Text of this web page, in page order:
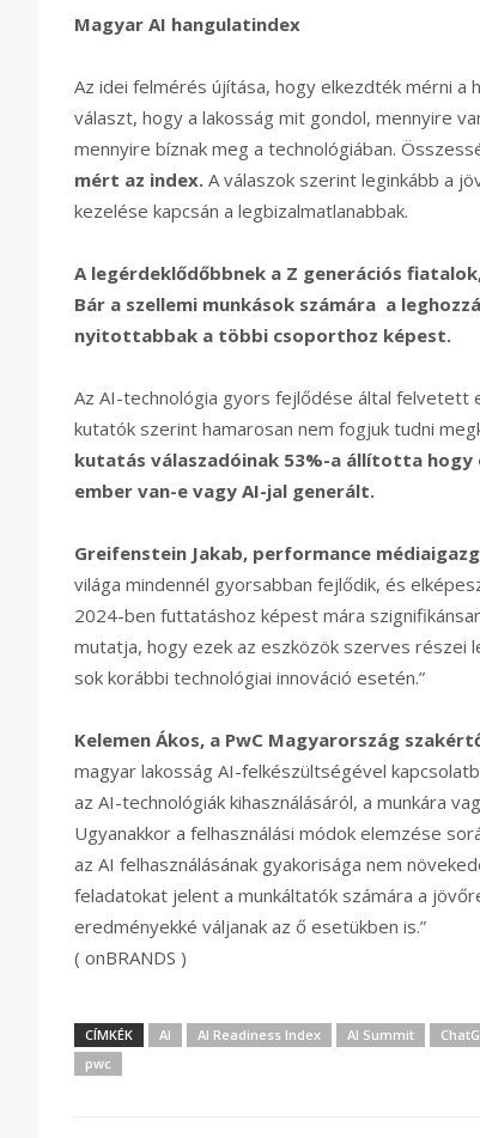
Magyar AI hangulatindex
Az idei felmérés újítása, hogy elkezdték mérni a
választ, hogy a lakosság mit gondol, mennyire
mennyire bíznak meg a technológiában.
mért az index. A válaszok szerint leginkább a
kezelése kapcsán a legbizalmatlanabbak.
A legérdeklődőbbnek a Z generációs
Bár a szellemi munkások számára a
nyitottabbak a többi csoporthoz képest.
Az AI-technológia gyors fejlődése által
kutatók szerint hamarosan nem fogjuk tudni
kutatás válaszadóinak 53%-a állította hogy
ember van-e vagy AI-jal generált.
Greifenstein Jakab, performance
világa mindennél gyorsabban fejlődik, és
2024-ben futtatáshoz képest mára
mutatja, hogy ezek az eszközök szerves részei
sok korábbi technológiai innováció esetén.”
Kelemen Ákos, a PwC Magyarország
magyar lakosság AI-felkészültségével
az AI-technológiák kihasználásáról, a munkára
Ugyanakkor a felhasználási módok elemzése
az AI felhasználásának gyakorisága nem
feladatokat jelent a munkáltatók számára a
eredményekké váljanak az ő esetükben is.”
( onBRANDS )
CÍMKÉK AI AI Readiness Index AI Summit
pwc